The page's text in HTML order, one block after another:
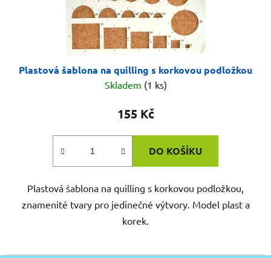
Plastová šablona na quilling s korkovou podložkou
Skladem (1 ks)
155 Kč
DO KOŠÍKU
Plastová šablona na quilling s korkovou podložkou,
znamenité tvary pro jedinečné výtvory. Model plast a
korek.